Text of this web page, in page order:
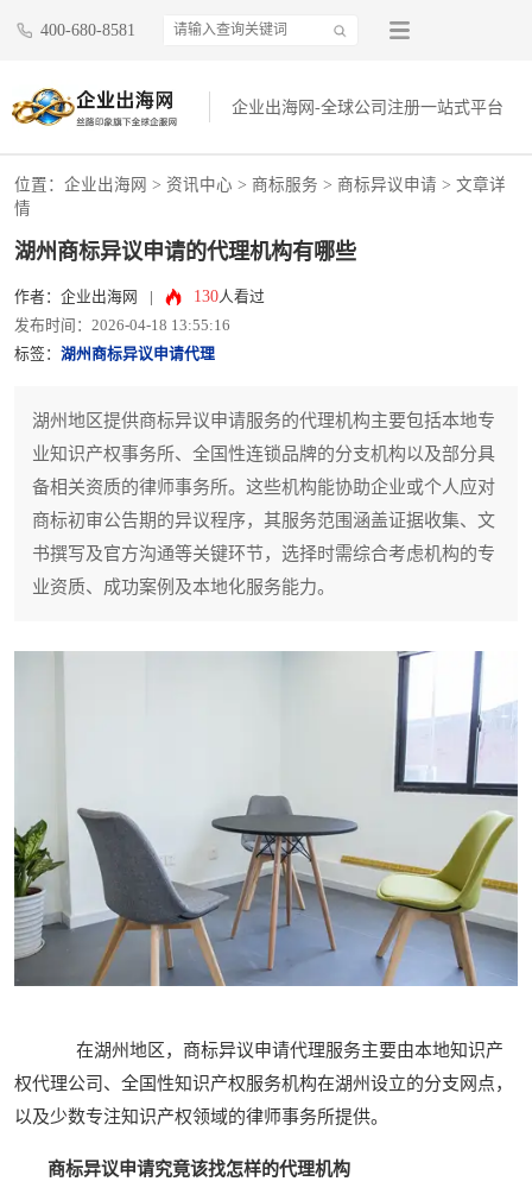
400-680-8581
企业出海网-全球公司注册一站式平台
位置： 企业出海网 > 资讯中心 > 商标服务 > 商标异议申请 > 文章详
情
湖州商标异议申请的代理机构有哪些
作者：企业出海网 130人看过
发布时间：2026-04-18 13:55:16
标签： 湖州商标异议申请代理
湖州地区提供商标异议申请服务的代理机构主要包括本地专
业知识产权事务所、全国性连锁品牌的分支机构以及部分具
备相关资质的律师事务所。这些机构能协助企业或个人应对
商标初审公告期的异议程序，其服务范围涵盖证据收集、文
书撰写及官方沟通等关键环节，选择时需综合考虑机构的专
业资质、成功案例及本地化服务能力。
在湖州地区，商标异议申请代理服务主要由本地知识产
权代理公司、全国性知识产权服务机构在湖州设立的分支网点，
以及少数专注知识产权领域的律师事务所提供。
商标异议申请究竟该找怎样的代理机构